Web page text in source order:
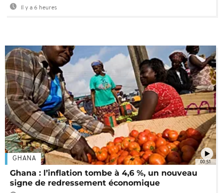
Il y a 6 heures
00:51
GHANA
Ghana : l’inflation tombe à 4,6 %, un nouveau
signe de redressement économique